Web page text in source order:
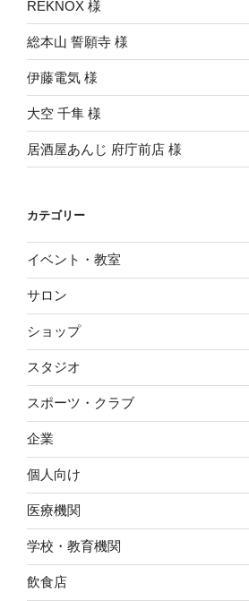
ョ
ン
REKNOX 様
総本山 誓願寺 様
伊藤電気 様
大空 千隼 様
居酒屋あんじ 府庁前店 様
カテゴリー
イベント・教室
サロン
ショップ
スタジオ
スポーツ・クラブ
企業
個人向け
医療機関
学校・教育機関
飲食店